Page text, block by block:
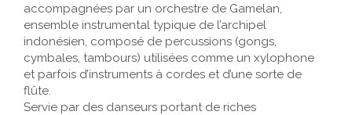
accompagnées par un orchestre de Gamelan,
ensemble instrumental typique de l’archipel
indonésien, composé de percussions (gongs,
cymbales, tambours) utilisées comme un xylophone
et parfois d’instruments à cordes et d’une sorte de
flûte.
Servie par des danseurs portant de riches